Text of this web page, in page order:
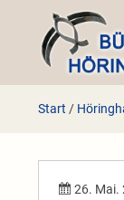
springen
Start /
26. Mai.